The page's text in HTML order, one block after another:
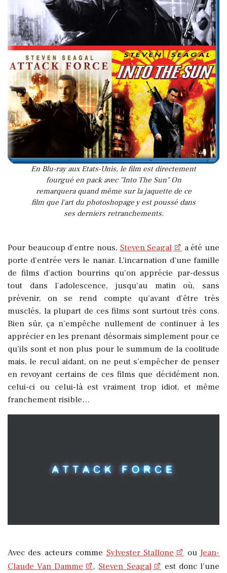
En Blu-ray aux Etats-Unis, le film est directement
fourgué en pack avec "Into The Sun" On
remarquera quand même sur la jaquette de ce
film que l'art du photoshopage y est poussé dans
ses derniers retranchements.
Pour beaucoup d’entre nous, Steven Seagal
a été une
porte d’entrée vers le nanar. L’incarnation d’une famille
de films d’action bourrins qu’on apprécie par-dessus
tout dans l’adolescence, jusqu’au matin où, sans
prévenir, on se rend compte qu’avant d’être très
musclés, la plupart de ces films sont surtout très cons.
Bien sûr, ça n’empêche nullement de continuer à les
apprécier en les prenant désormais simplement pour ce
qu’ils sont et non plus pour le summum de la coolitude
mais, le recul aidant, on ne peut s’empêcher de penser
en revoyant certains de ces films que décidément non,
celui-ci ou celui-là est vraiment trop idiot, et même
franchement risible…
Avec des acteurs comme Sylvester Stallone ouJean-
Claude Van Damme
, Steven Seagal
est donc l’une